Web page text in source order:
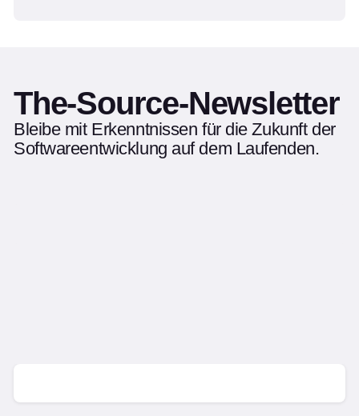
The-Source-Newsletter
Bleibe mit Erkenntnissen für die Zukunft der
Softwareentwicklung auf dem Laufenden.